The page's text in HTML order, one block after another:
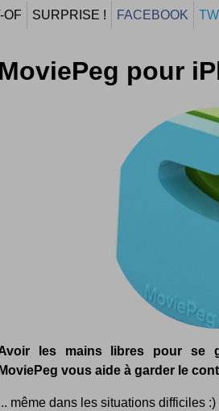
OF SURPRISE ! FACEBOOK
MoviePeg pour
les mains libres pour se
MoviePeg vous aide à garder le
même dans les situations difficiles